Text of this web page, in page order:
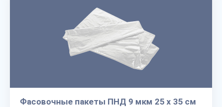
Фасовочные пакеты ПНД 9 мкм 25 х 35 см